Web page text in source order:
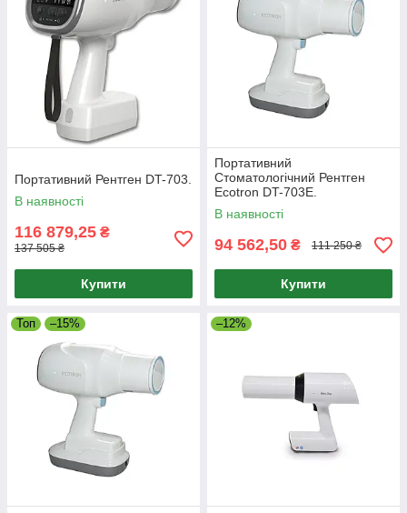
Портативний Рентген DT-703.
В наявності
116 879,25 ₴
137 505 ₴
Купити
Портативний
Стоматологічний Рентген
Ecotron DT-703E.
В наявності
94 562,50 ₴ 111 250 ₴
Купити
Топ –15% –12%